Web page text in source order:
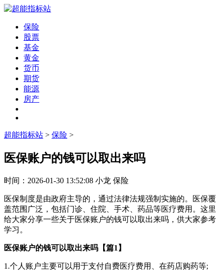
保险
股票
基金
黄金
货币
期货
能源
房产
超能指标站 > 保险 >
医保账户的钱可以取出来吗
时间： 2026-01-30 13:52:08 小龙 保险
医保制度是由政府主导的，通过法律法规强制实施的。医保覆
盖范围广泛，包括门诊、住院、手术、药品等医疗费用。这里
给大家分享一些关于医保账户的钱可以取出来吗，供大家参考
学习。
医保账户的钱可以取出来吗【篇1】
1.个人账户主要可以用于支付自费医疗费用、在药店购药等;